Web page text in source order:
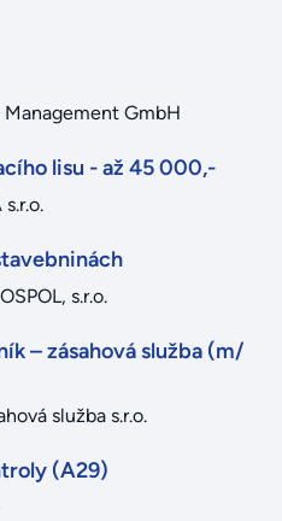
Management GmbH
lisu - až 45 000,-
s.r.o.
– zásahová služba (m/
služba s.r.o.
(A29)